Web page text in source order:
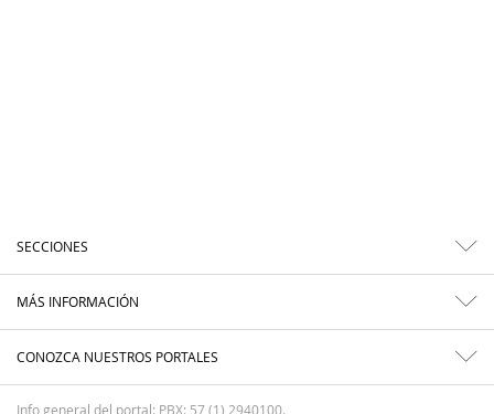
SECCIONES
MÁS INFORMACIÓN
CONOZCA NUESTROS PORTALES
Info general del portal: PBX: 57 (1) 2940100.